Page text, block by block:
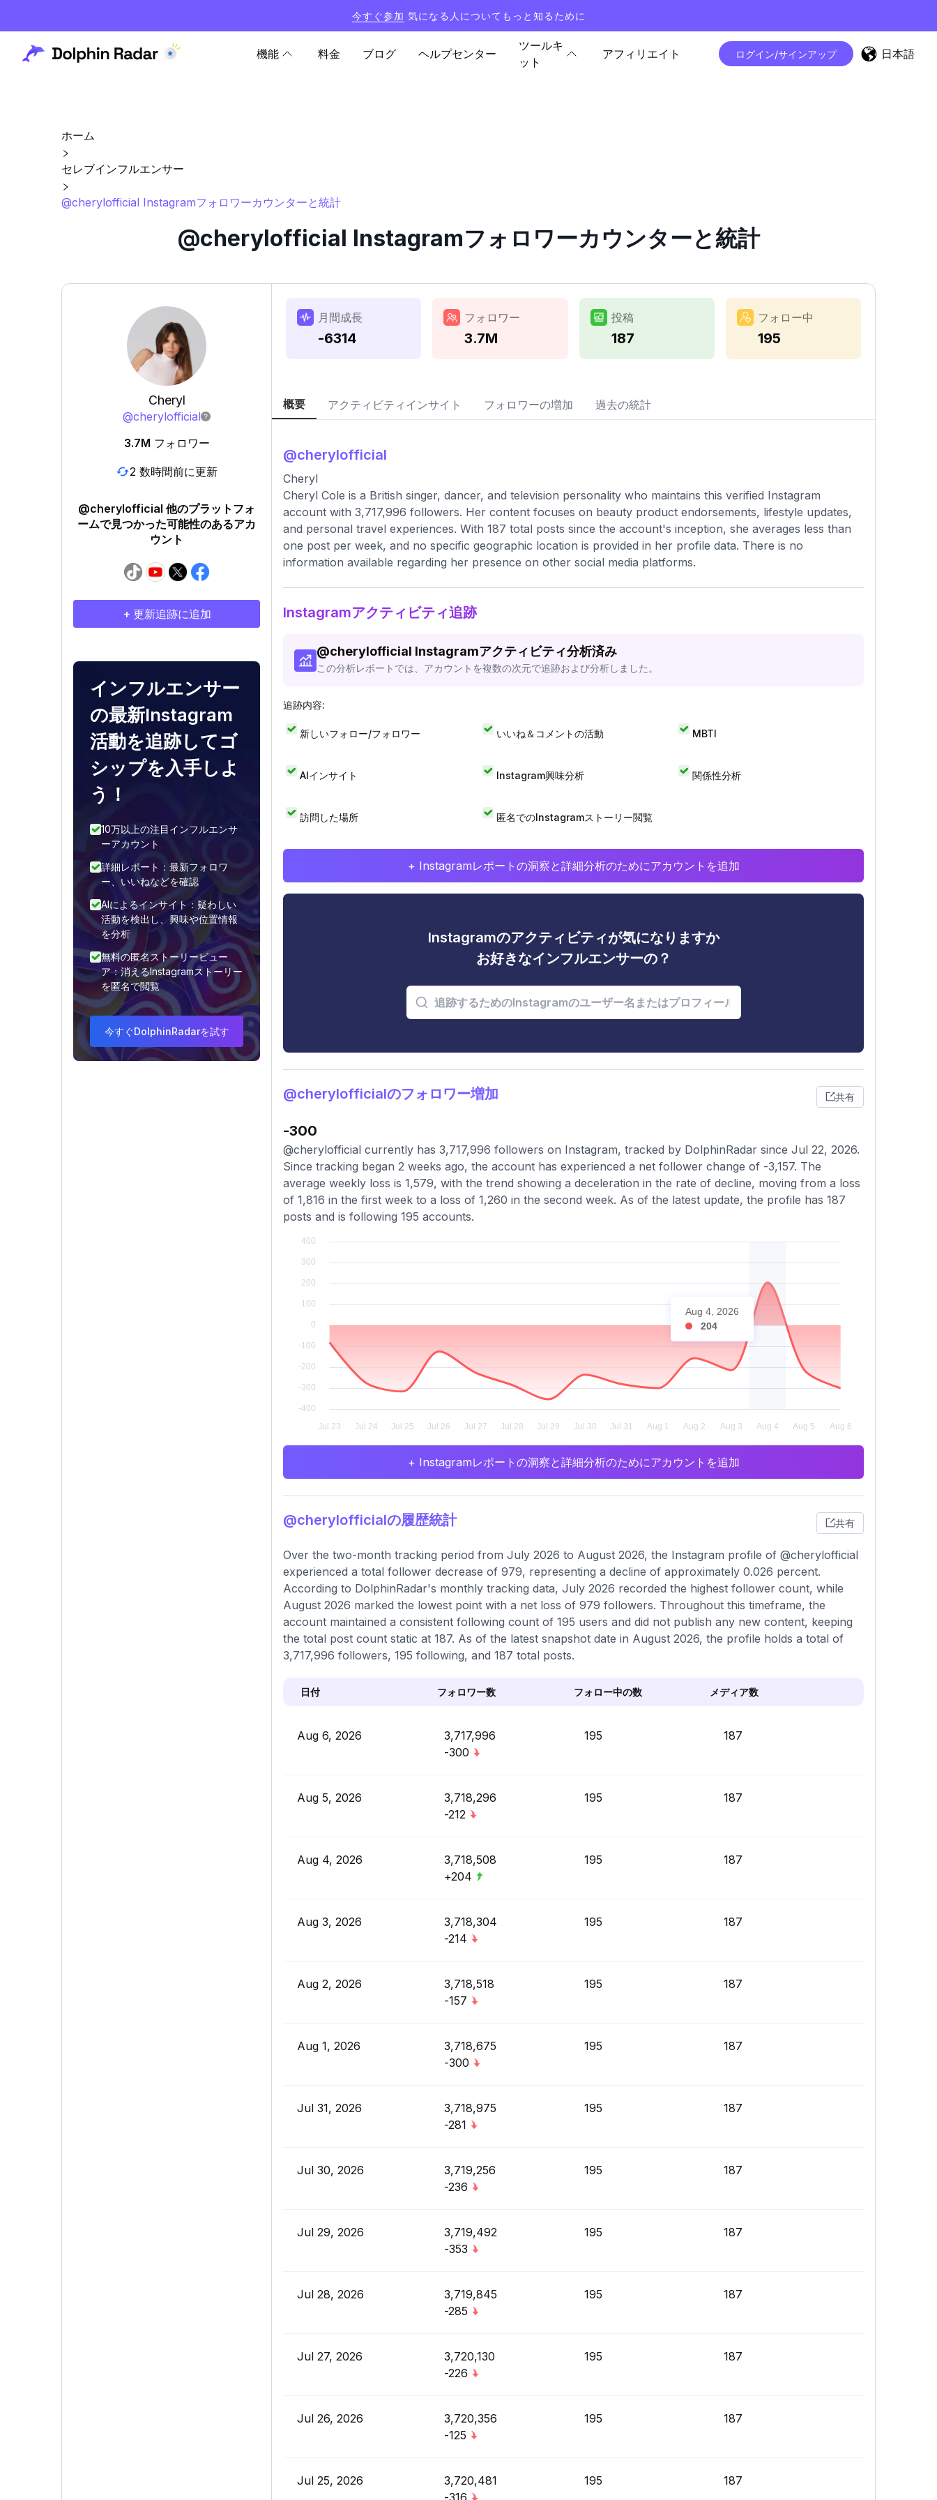
今すぐ参加 気になる人についてもっと知るために
機能 料金 ブログ ヘルプセンター
ツールキ
ット
アフィリエイト ログイン/サインアップ 日本語
ホーム
セレブインフルエンサー
@cherylofficial Instagramフォロワーカウンターと統計
@cherylofficial Instagramフォロワーカウンターと統計
Cheryl
@cherylofficial
3.7M フォロワー
2 数時間前に更新
@cherylofficial 他のプラットフォ
ームで見つかった可能性のあるアカ
ウント
+ 更新追跡に追加
インフルエンサー
の最新Instagram
活動を追跡してゴ
シップを入手しよ
う！
10万以上の注目インフルエンサ
ーアカウント
詳細レポート：最新フォロワ
ー、いいねなどを確認
AIによるインサイト：疑わしい
活動を検出し、興味や位置情報
を分析
無料の匿名ストーリービュー
ア：消えるInstagramストーリー
を匿名で閲覧
今すぐDolphinRadarを試す
月間成長
-6314
フォロワー
3.7M
投稿
187
フォロー中
195
概要 アクティビティインサイト フォロワーの増加 過去の統計
@cherylofficial
Cheryl
Cheryl Cole is a British singer, dancer, and television personality who maintains this verified Instagram
account with 3,717,996 followers. Her content focuses on beauty product endorsements, lifestyle updates,
and personal travel experiences. With 187 total posts since the account's inception, she averages less than
one post per week, and no specific geographic location is provided in her profile data. There is no
information available regarding her presence on other social media platforms.
Instagramアクティビティ追跡
@cherylofficial Instagramアクティビティ分析済み
この分析レポートでは、アカウントを複数の次元で追跡および分析しました。
追跡内容:
新しいフォロー/フォロワー いいね＆コメントの活動 MBTI
AIインサイト Instagram興味分析 関係性分析
訪問した場所 匿名でのInstagramストーリー閲覧
+ Instagramレポートの洞察と詳細分析のためにアカウントを追加
Instagramのアクティビティが気になりますか
お好きなインフルエンサーの？
@cherylofficialのフォロワー増加 共有
-300
@cherylofficial currently has 3,717,996 followers on Instagram, tracked by DolphinRadar since Jul 22, 2026.
Since tracking began 2 weeks ago, the account has experienced a net follower change of -3,157. The
average weekly loss is 1,579, with the trend showing a deceleration in the rate of decline, moving from a loss
of 1,816 in the first week to a loss of 1,260 in the second week. As of the latest update, the profile has 187
posts and is following 195 accounts.
Aug 4, 2026
204
+ Instagramレポートの洞察と詳細分析のためにアカウントを追加
@cherylofficialの履歴統計 共有
Over the two-month tracking period from July 2026 to August 2026, the Instagram profile of @cherylofficial
experienced a total follower decrease of 979, representing a decline of approximately 0.026 percent.
According to DolphinRadar's monthly tracking data, July 2026 recorded the highest follower count, while
August 2026 marked the lowest point with a net loss of 979 followers. Throughout this timeframe, the
account maintained a consistent following count of 195 users and did not publish any new content, keeping
the total post count static at 187. As of the latest snapshot date in August 2026, the profile holds a total of
3,717,996 followers, 195 following, and 187 total posts.
日付 フォロワー数 フォロー中の数 メディア数
Aug 6, 2026
3,717,996
-300
195 187
Aug 5, 2026
3,718,296
-212
195 187
Aug 4, 2026
3,718,508
+204
195 187
Aug 3, 2026
3,718,304
-214
195 187
Aug 2, 2026
3,718,518
-157
195 187
Aug 1, 2026
3,718,675
-300
195 187
Jul 31, 2026
3,718,975
-281
195 187
Jul 30, 2026
3,719,256
-236
195 187
Jul 29, 2026
3,719,492
-353
195 187
Jul 28, 2026
3,719,845
-285
195 187
Jul 27, 2026
3,720,130
-226
195 187
Jul 26, 2026
3,720,356
-125
195 187
Jul 25, 2026
3,720,481
-316
195 187